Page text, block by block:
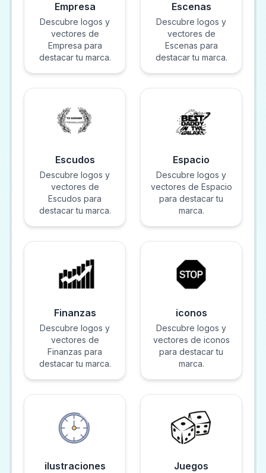
Empresa
Descubre logos y
vectores de
Empresa para
destacar tu marca.
Escenas
Descubre logos y
vectores de
Escenas para
destacar tu marca.
Escudos
Descubre logos y
vectores de
Escudos para
destacar tu marca.
Espacio
Descubre logos y
vectores de Espacio
para destacar tu
marca.
Finanzas
Descubre logos y
vectores de
Finanzas para
destacar tu marca.
iconos
Descubre logos y
vectores de iconos
para destacar tu
marca.
ilustraciones Juegos